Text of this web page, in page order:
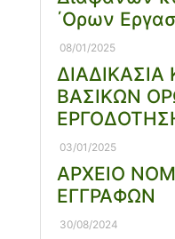
΄Ορων
08/01/2025
ΒΑΣΙΚΩΝ
03/01/2025
ΑΡΧΕΙΟ
ΕΓΓΡΑΦΩΝ
30/08/2024